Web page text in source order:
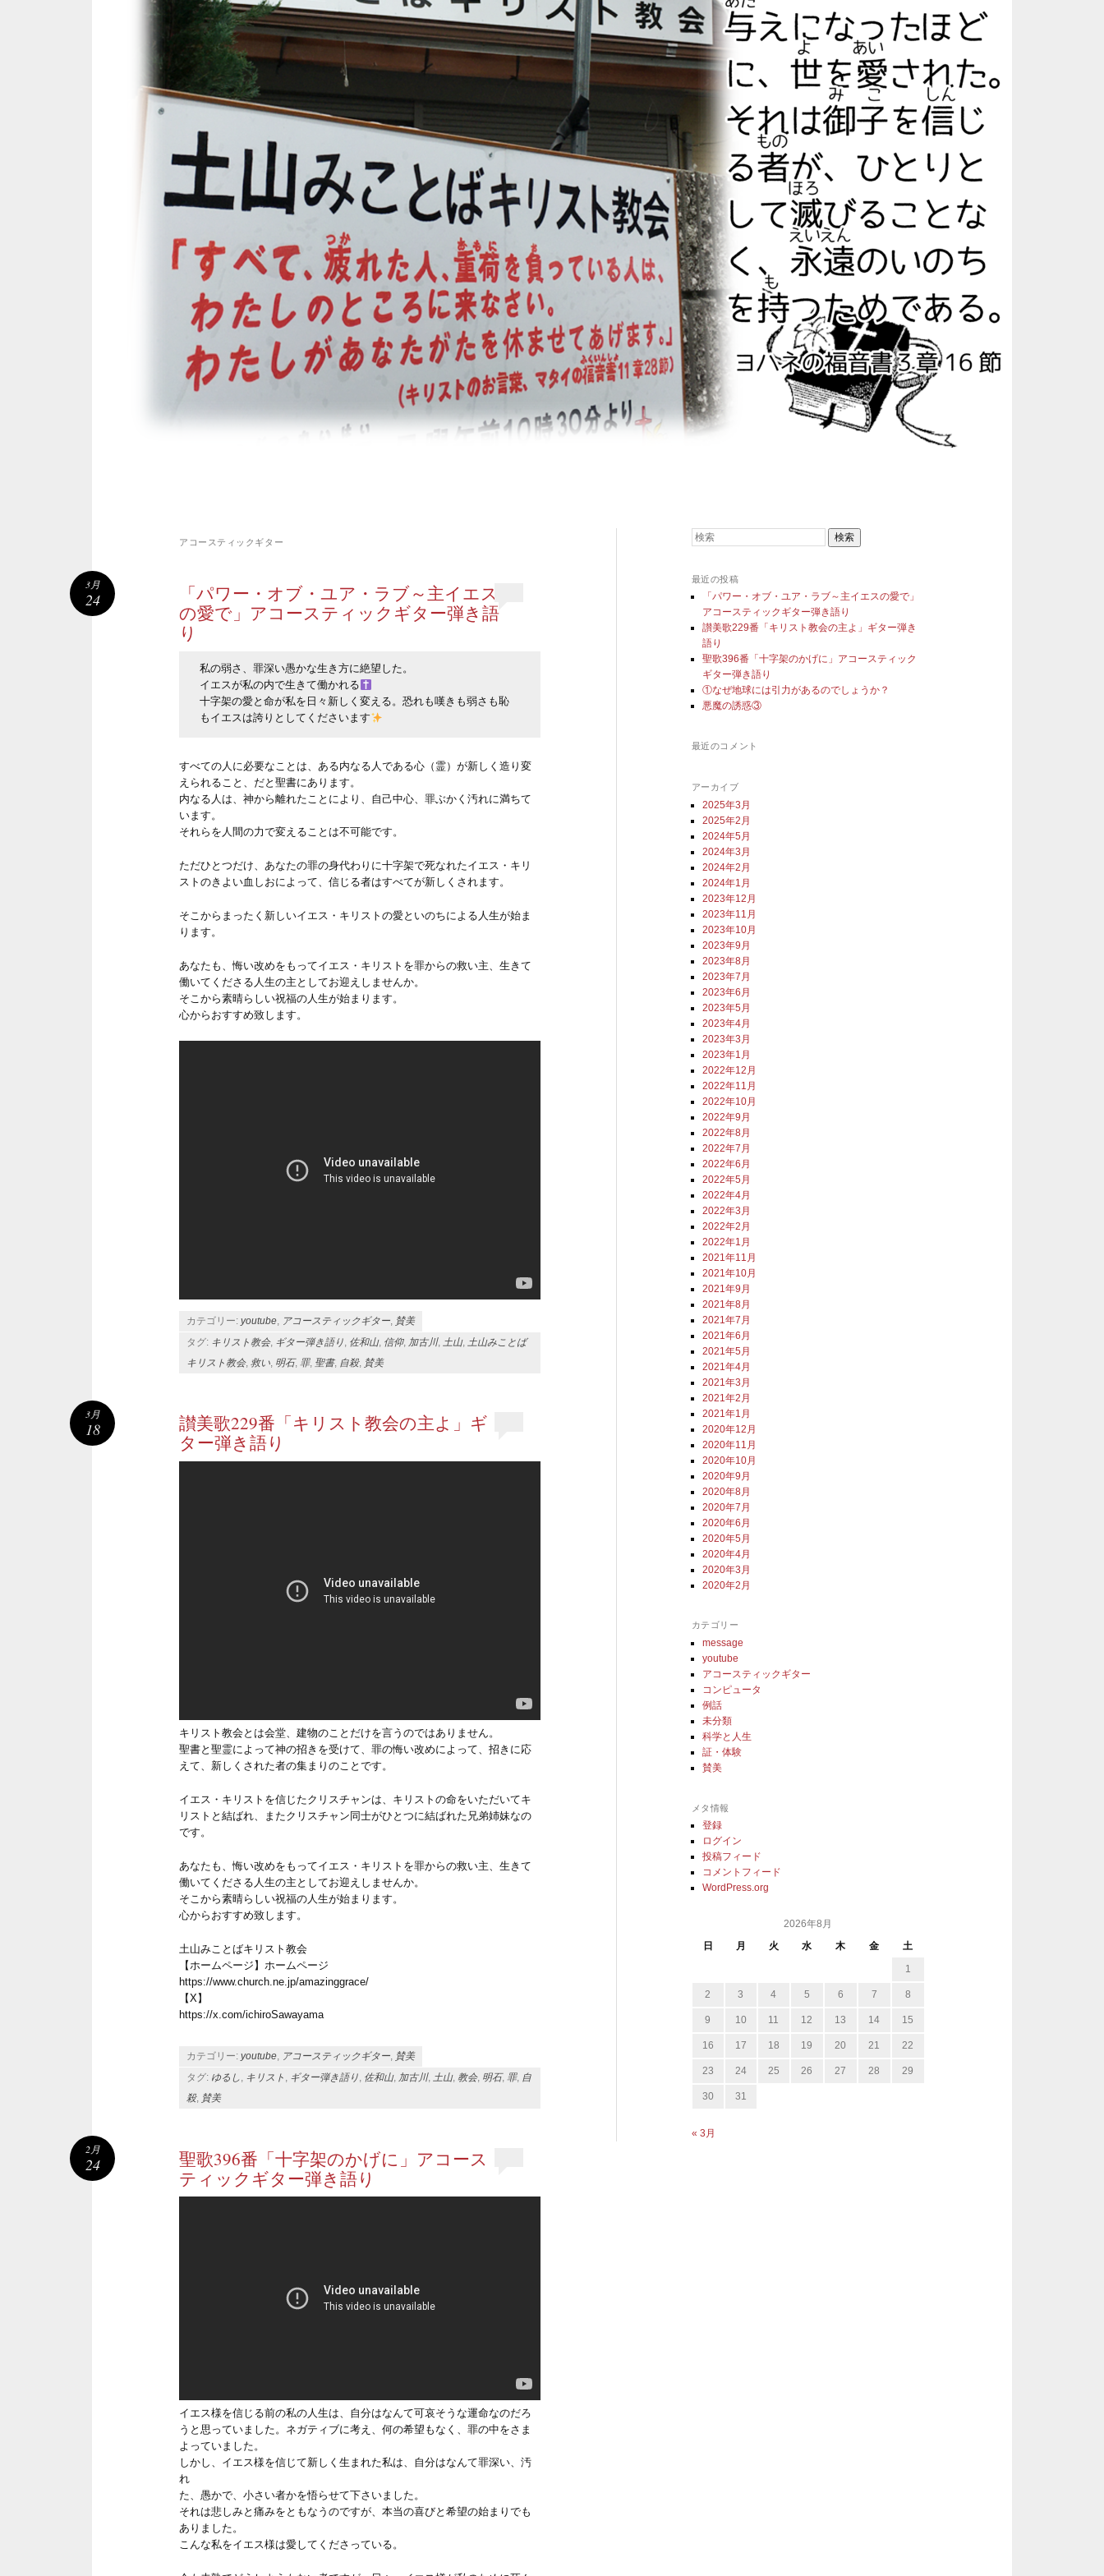
アコースティックギター
「パワー・オブ・ユア・ラブ～主イエス
の愛で」アコースティックギター弾き語
り
私の弱さ、罪深い愚かな生き方に絶望した。
イエスが私の内で生きて働かれる
十字架の愛と命が私を日々新しく変える。恐れも嘆きも弱さも恥
もイエスは誇りとしてくださいます
すべての人に必要なことは、ある内なる人である心（霊）が新しく造り変
えられること、だと聖書にあります。
内なる人は、神から離れたことにより、自己中心、罪ぶかく汚れに満ちて
います。
それらを人間の力で変えることは不可能です。
ただひとつだけ、あなたの罪の身代わりに十字架で死なれたイエス・キリ
ストのきよい血しおによって、信じる者はすべてが新しくされます。
そこからまったく新しいイエス・キリストの愛といのちによる人生が始ま
ります。
あなたも、悔い改めをもってイエス・キリストを罪からの救い主、生きて
働いてくださる人生の主としてお迎えしませんか。
そこから素晴らしい祝福の人生が始まります。
心からおすすめ致します。
カテゴリー: youtube アコースティックギター 賛美
タグ: キリスト教会, ギター弾き語り 佐和山, 信仰, 加古川, 土山, 土山みことば
キリスト教会, 救い 明石, 罪, 聖書, 自殺, 賛美
3月
24
讃美歌229番「キリスト教会の主よ」ギ
ター弾き語り
キリスト教会とは会堂、建物のことだけを言うのではありません。
聖書と聖霊によって神の招きを受けて、罪の悔い改めによって、招きに応
えて、新しくされた者の集まりのことです。
イエス・キリストを信じたクリスチャンは、キリストの命をいただいてキ
リストと結ばれ、またクリスチャン同士がひとつに結ばれた兄弟姉妹なの
です。
あなたも、悔い改めをもってイエス・キリストを罪からの救い主、生きて
働いてくださる人生の主としてお迎えしませんか。
そこから素晴らしい祝福の人生が始まります。
心からおすすめ致します。
土山みことばキリスト教会
【ホームページ】ホームページ
https://www.church.ne.jp/amazinggrace/
【X】
https://x.com/ichiroSawayama
カテゴリー: youtube, アコースティックギター, 賛美
タグ: ゆるし, キリスト , ギター弾き語り, 佐和山, 加古川, 土山, 教会, 明石, 罪, 自
殺, 賛美
3月
18
聖歌396番「十字架のかげに」アコース
ティックギター弾き語り
イエス様を信じる前の私の人生は、自分はなんて可哀そうな運命なのだろ
うと思っていました。ネガティブに考え、何の希望もなく、罪の中をさま
よっていました。
しかし、イエス様を信じて新しく生まれた私は、自分はなんて罪深い、汚
れ
た、愚かで、小さい者かを悟らせて下さいました。
それは悲しみと痛みをともなうのですが、本当の喜びと希望の始まりでも
ありました。
こんな私をイエス様は愛してくださっている。
2月
24
検索
最近の投稿
「パワー・オブ・ユア・ラブ～主イエスの愛で」
アコースティックギター弾き語り
讃美歌229番「キリスト教会の主よ」ギター弾き
語り
聖歌396番「十字架のかげに」アコースティック
ギター弾き語り
①なぜ地球には引力があるのでしょうか？
悪魔の誘惑③
最近のコメント
アーカイブ
2025年3月
2025年2月
2024年5月
2024年3月
2024年2月
2024年1月
2023年12月
2023年11月
2023年10月
2023年9月
2023年8月
2023年7月
2023年6月
2023年5月
2023年4月
2023年3月
2023年1月
2022年12月
2022年11月
2022年10月
2022年9月
2022年8月
2022年7月
2022年6月
2022年5月
2022年4月
2022年3月
2022年2月
2022年1月
2021年11月
2021年10月
2021年9月
2021年8月
2021年7月
2021年6月
2021年5月
2021年4月
2021年3月
2021年2月
2021年1月
2020年12月
2020年11月
2020年10月
2020年9月
2020年8月
2020年7月
2020年6月
2020年5月
2020年4月
2020年3月
2020年2月
カテゴリー
message
youtube
アコースティックギター
コンピュータ
例話
未分類
科学と人生
証・体験
賛美
メタ情報
登録
ログイン
投稿フィード
コメントフィード
WordPress.org
2026年8月
日
月 火 水 木 金
土
1
2 3 4 5 6 7 8
9 10 11 12 13 14 15
16 17 18 19 20 21 22
23 24 25 26 27 28 29
30 31
« 3月